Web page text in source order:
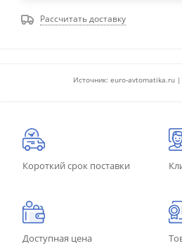
Рассчитать доставку
Источник: euro-avtomatika.ru
Короткий срок поставки
Доступная цена